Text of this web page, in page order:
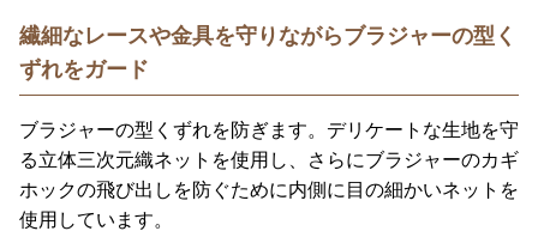
繊細なレースや金具を守りながらブラジャーの型く
ずれをガード
ブラジャーの型くずれを防ぎます。デリケートな生地を守
る立体三次元織ネットを使用し、さらにブラジャーのカギ
ホックの飛び出しを防ぐために内側に目の細かいネットを
使用しています。